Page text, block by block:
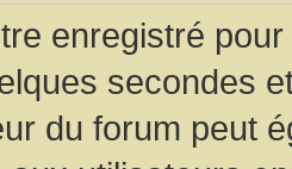
enregistré
secondes
du forum peut